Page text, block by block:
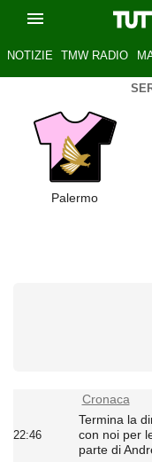
NOTIZIE TMW RADIO
Palermo
Cronaca
22:46
Termina la
con noi per
parte di